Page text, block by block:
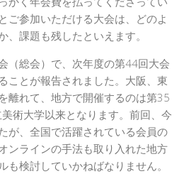
ご参加いただける大会は、どのよ
、課題も残したといえます。
（総会）で、次年度の第44回大会
ことが報告されました。大阪、東
離れて、地方で開催するのは第35
術大学以来となります。前回、今
が、全国で活躍されている会員の
ンラインの手法も取り入れた地方
も検討していかねばなりません。